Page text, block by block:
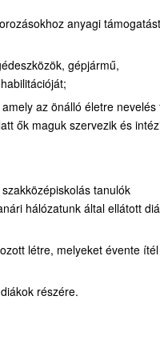
anyagi támogatást
gépjármű,
az önálló életre nevelés
ők maguk szervezik és
tanulók
hálózatunk által ellátott
létre, melyeket évente
részére.